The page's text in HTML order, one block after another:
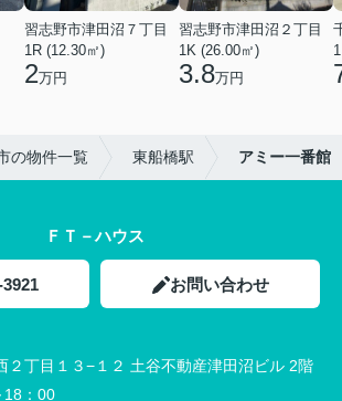
習志野市津田沼７丁目
1R (12.30㎡)
2万円
習志野市津田沼２丁目
1K (26.00㎡)
3.8万円
の物件一覧 東船橋駅 アミー一番館
ＦＴ－ハウス
お問い合わせ
２丁目１３−１２ 土谷不動産津田沼ビル 2階
18：00